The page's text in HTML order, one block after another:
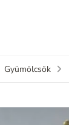
Gyümölcsök